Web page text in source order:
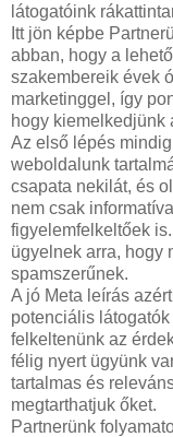
látogatóink
Itt jön képbe
abban, hogy a
szakembereik évek
marketinggel, így
hogy kiemelkedjünk
Az első lépés
weboldalunk
csapata nekilát, és
nem csak
figyelemfelkeltőek
ügyelnek arra, hogy
spamszerűnek.
A jó Meta leírás
potenciális
felkeltenünk az
félig nyert ügyünk
tartalmas és
megtarthatjuk őket.
Partnerünk